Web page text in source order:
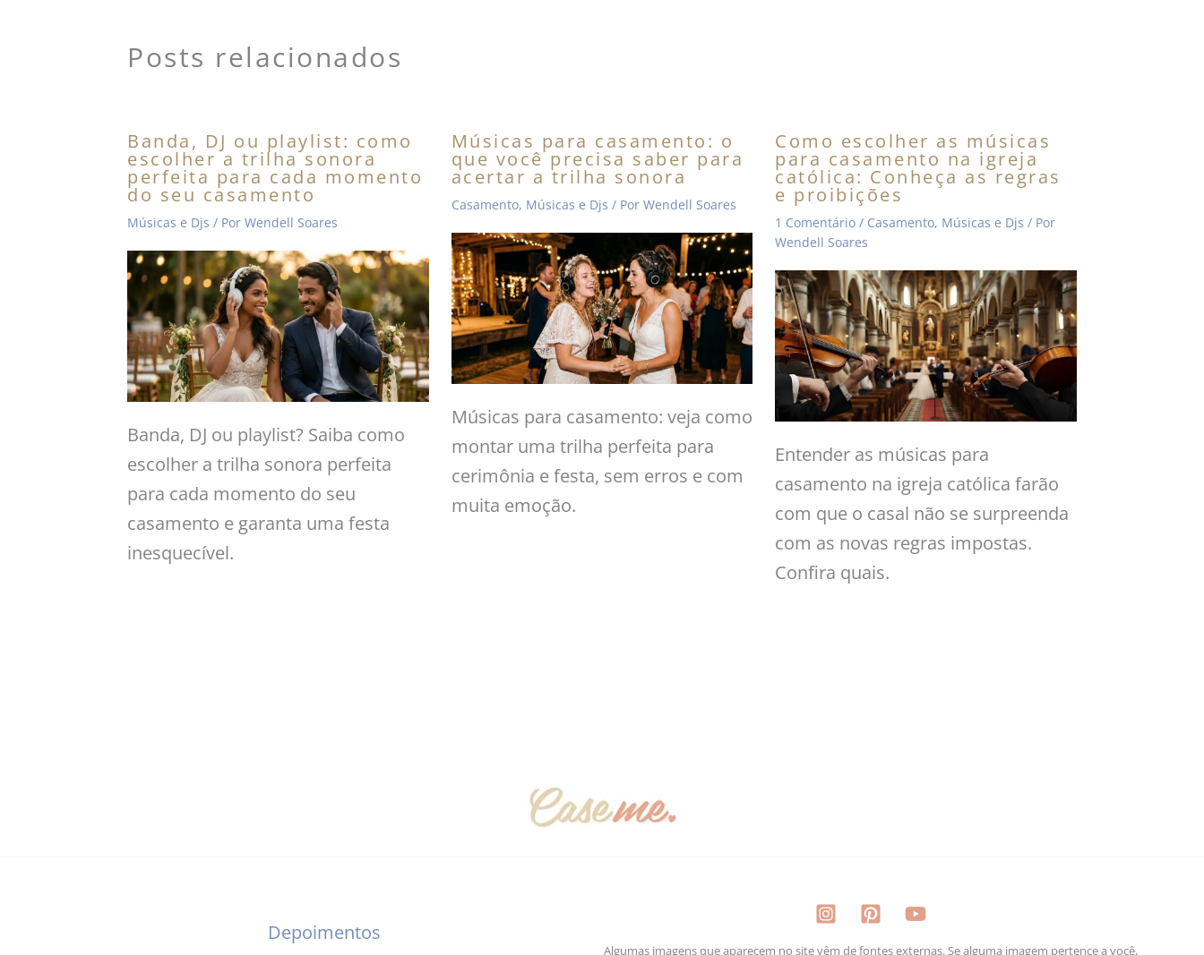
Posts relacionados
Banda, DJ ou playlist: como
escolher a trilha sonora
perfeita para cada momento
do seu casamento
Músicas e Djs / Por Wendell Soares
Banda, DJ ou playlist? Saiba como
escolher a trilha sonora perfeita
para cada momento do seu
casamento e garanta uma festa
inesquecível.
Músicas para casamento: o
que você precisa saber para
acertar a trilha sonora
Casamento, Músicas e Djs / Por Wendell Soares
Músicas para casamento: veja como
montar uma trilha perfeita para
cerimônia e festa, sem erros e com
muita emoção.
Como escolher as músicas
para casamento na igreja
católica: Conheça as regras
e proibições
1 Comentário / Casamento, Músicas e Djs / Por
Wendell Soares
Entender as músicas para
casamento na igreja católica farão
com que o casal não se surpreenda
com as novas regras impostas.
Confira quais.
Depoimentos
Algumas imagens que aparecem no site vêm de fontes externas. Se alguma imagem pertence a você,